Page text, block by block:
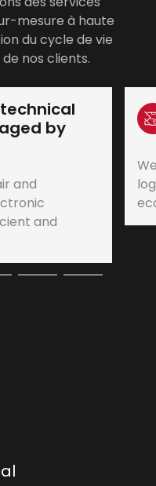
mesure à haute
du cycle de vie
nos clients.
by
and
and